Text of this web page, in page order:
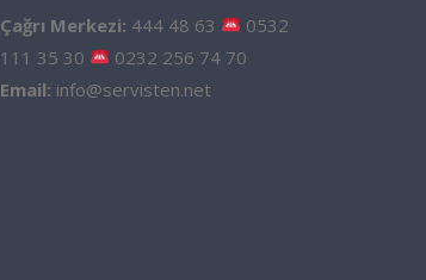
Çağrı Merkezi: 444 48 63
0532
111 35 30
0232 256 74 70
Email: info@servisten.net